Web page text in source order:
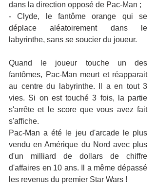
dans la direction opposé de Pac-Man ;
- Clyde, le fantôme orange qui se
déplace aléatoirement dans le
labyrinthe, sans se soucier du joueur.
Quand le joueur touche un des
fantômes, Pac-Man meurt et réapparait
au centre du labyrinthe. Il a en tout 3
vies. Si on est touché 3 fois, la partie
s'arrête et le score que vous avez fait
s'affiche.
Pac-Man a été le jeu d'arcade le plus
vendu en Amérique du Nord avec plus
d'un milliard de dollars de chiffre
d'affaires en 10 ans. Il a même dépassé
les revenus du premier Star Wars !